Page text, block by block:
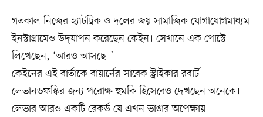
গতকাল নিজের হ্যাটট্রিক ও দলের জয় সামাজিক যোগাযোগমাধ্যম
ইনস্টাগ্রামেও উদ্‌যাপন করেছেন কেইন। সেখানে এক পোস্টে
লিখেছেন, ‘আরও আসছে।’
কেইনের এই বার্তাকে বায়ার্নের সাবেক স্ট্রাইকার রবার্ট
লেভানডফস্কির জন্য পরোক্ষ হুমকি হিসেবেও দেখছেন অনেকে।
লেভার আরও একটি রেকর্ড যে এখন ভাঙার অপেক্ষায়।